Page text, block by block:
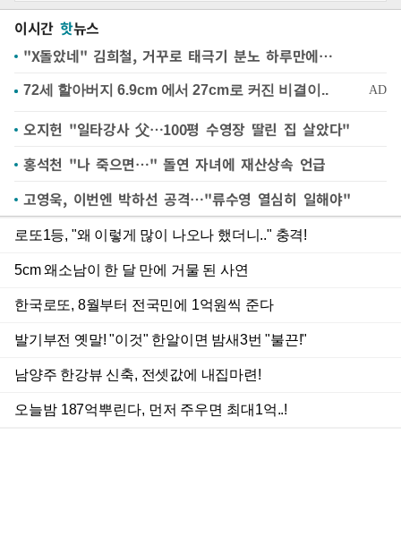
이시간 핫뉴스
"X돌았네" 김희철, 거꾸로 태극기 분노 하루만에…
오지헌 "일타강사 父…100평 수영장 딸린 집 살았다"
홍석천 "나 죽으면…" 돌연 자녀에 재산상속 언급
고영욱, 이번엔 박하선 공격…"류수영 열심히 일해야"